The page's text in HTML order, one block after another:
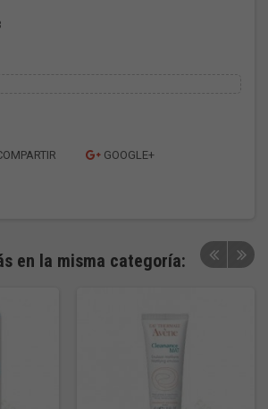
GOOGLE+
en la misma categoría: